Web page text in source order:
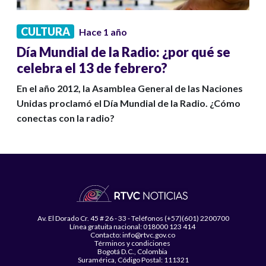
CULTURA Hace 1 año
Día Mundial de la Radio: ¿por qué se
celebra el 13 de febrero?
En el año 2012, la Asamblea General de las Naciones
Unidas proclamó el Día Mundial de la Radio. ¿Cómo
conectas con la radio?
Av. El Dorado Cr. 45 # 26 - 33 - Teléfonos (+57)(601) 2200700
Línea gratuita nacional: 018000 123 414
Contacto: info@rtvc.gov.co
Términos y condiciones
Bogotá D.C., Colombia
Suramérica, Código Postal: 111321